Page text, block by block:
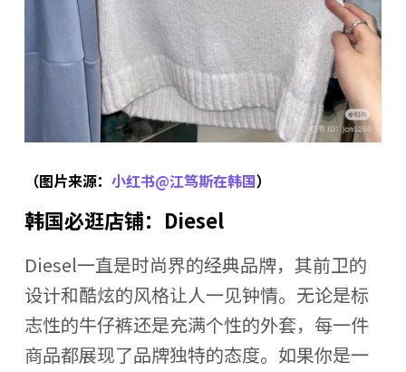
（图片来源： 小红书@江笃斯在韩国）
韩国必逛店铺：Diesel
Diesel一直是时尚界的经典品牌，其前卫的
设计和酷炫的风格让人一见钟情。无论是标
志性的牛仔裤还是充满个性的外套，每一件
商品都展现了品牌独特的态度。如果你是一